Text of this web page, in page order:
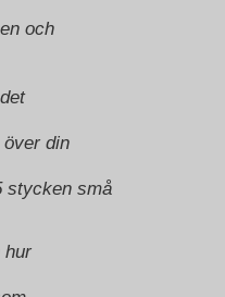
och
din
stycken små
hur